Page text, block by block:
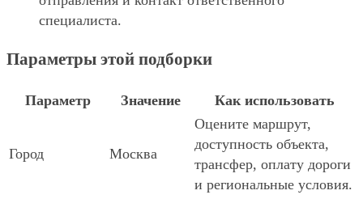
специалиста.
Параметры этой подборки
Параметр Значение Как использовать
Город Москва
Оцените маршрут,
доступность объекта,
трансфер, оплату дороги
и региональные условия.